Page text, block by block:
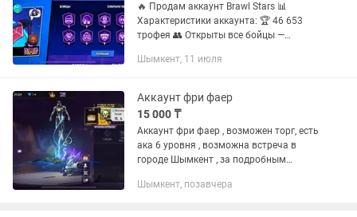
🔥 Продам аккаунт Brawl Stars 📊
Характеристики аккаунта: 🏆 46 653
трофея 👥 Открыты все бойцы —
🎫 Куплено 3 Brawl Pass 🏅 Рекорд по
Шымкент, 11 июля
Аккаунт фри фаер
15 000 ₸
Аккаунт фри фаер , возможен торг, есть
ака 6 уровня , возможна встреча в
городе Шымкент , за подробным
обмен на другие игры стандофф 2 или
Шымкент, позавчера